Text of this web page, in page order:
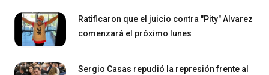
Ratificaron que el juicio contra "Pity" Alvarez
comenzará el próximo lunes
Sergio Casas repudió la represión frente al